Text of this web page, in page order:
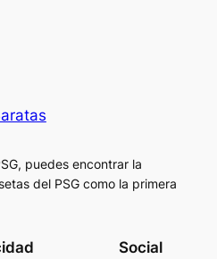
puedes encontrar la
del PSG como la primera
Social